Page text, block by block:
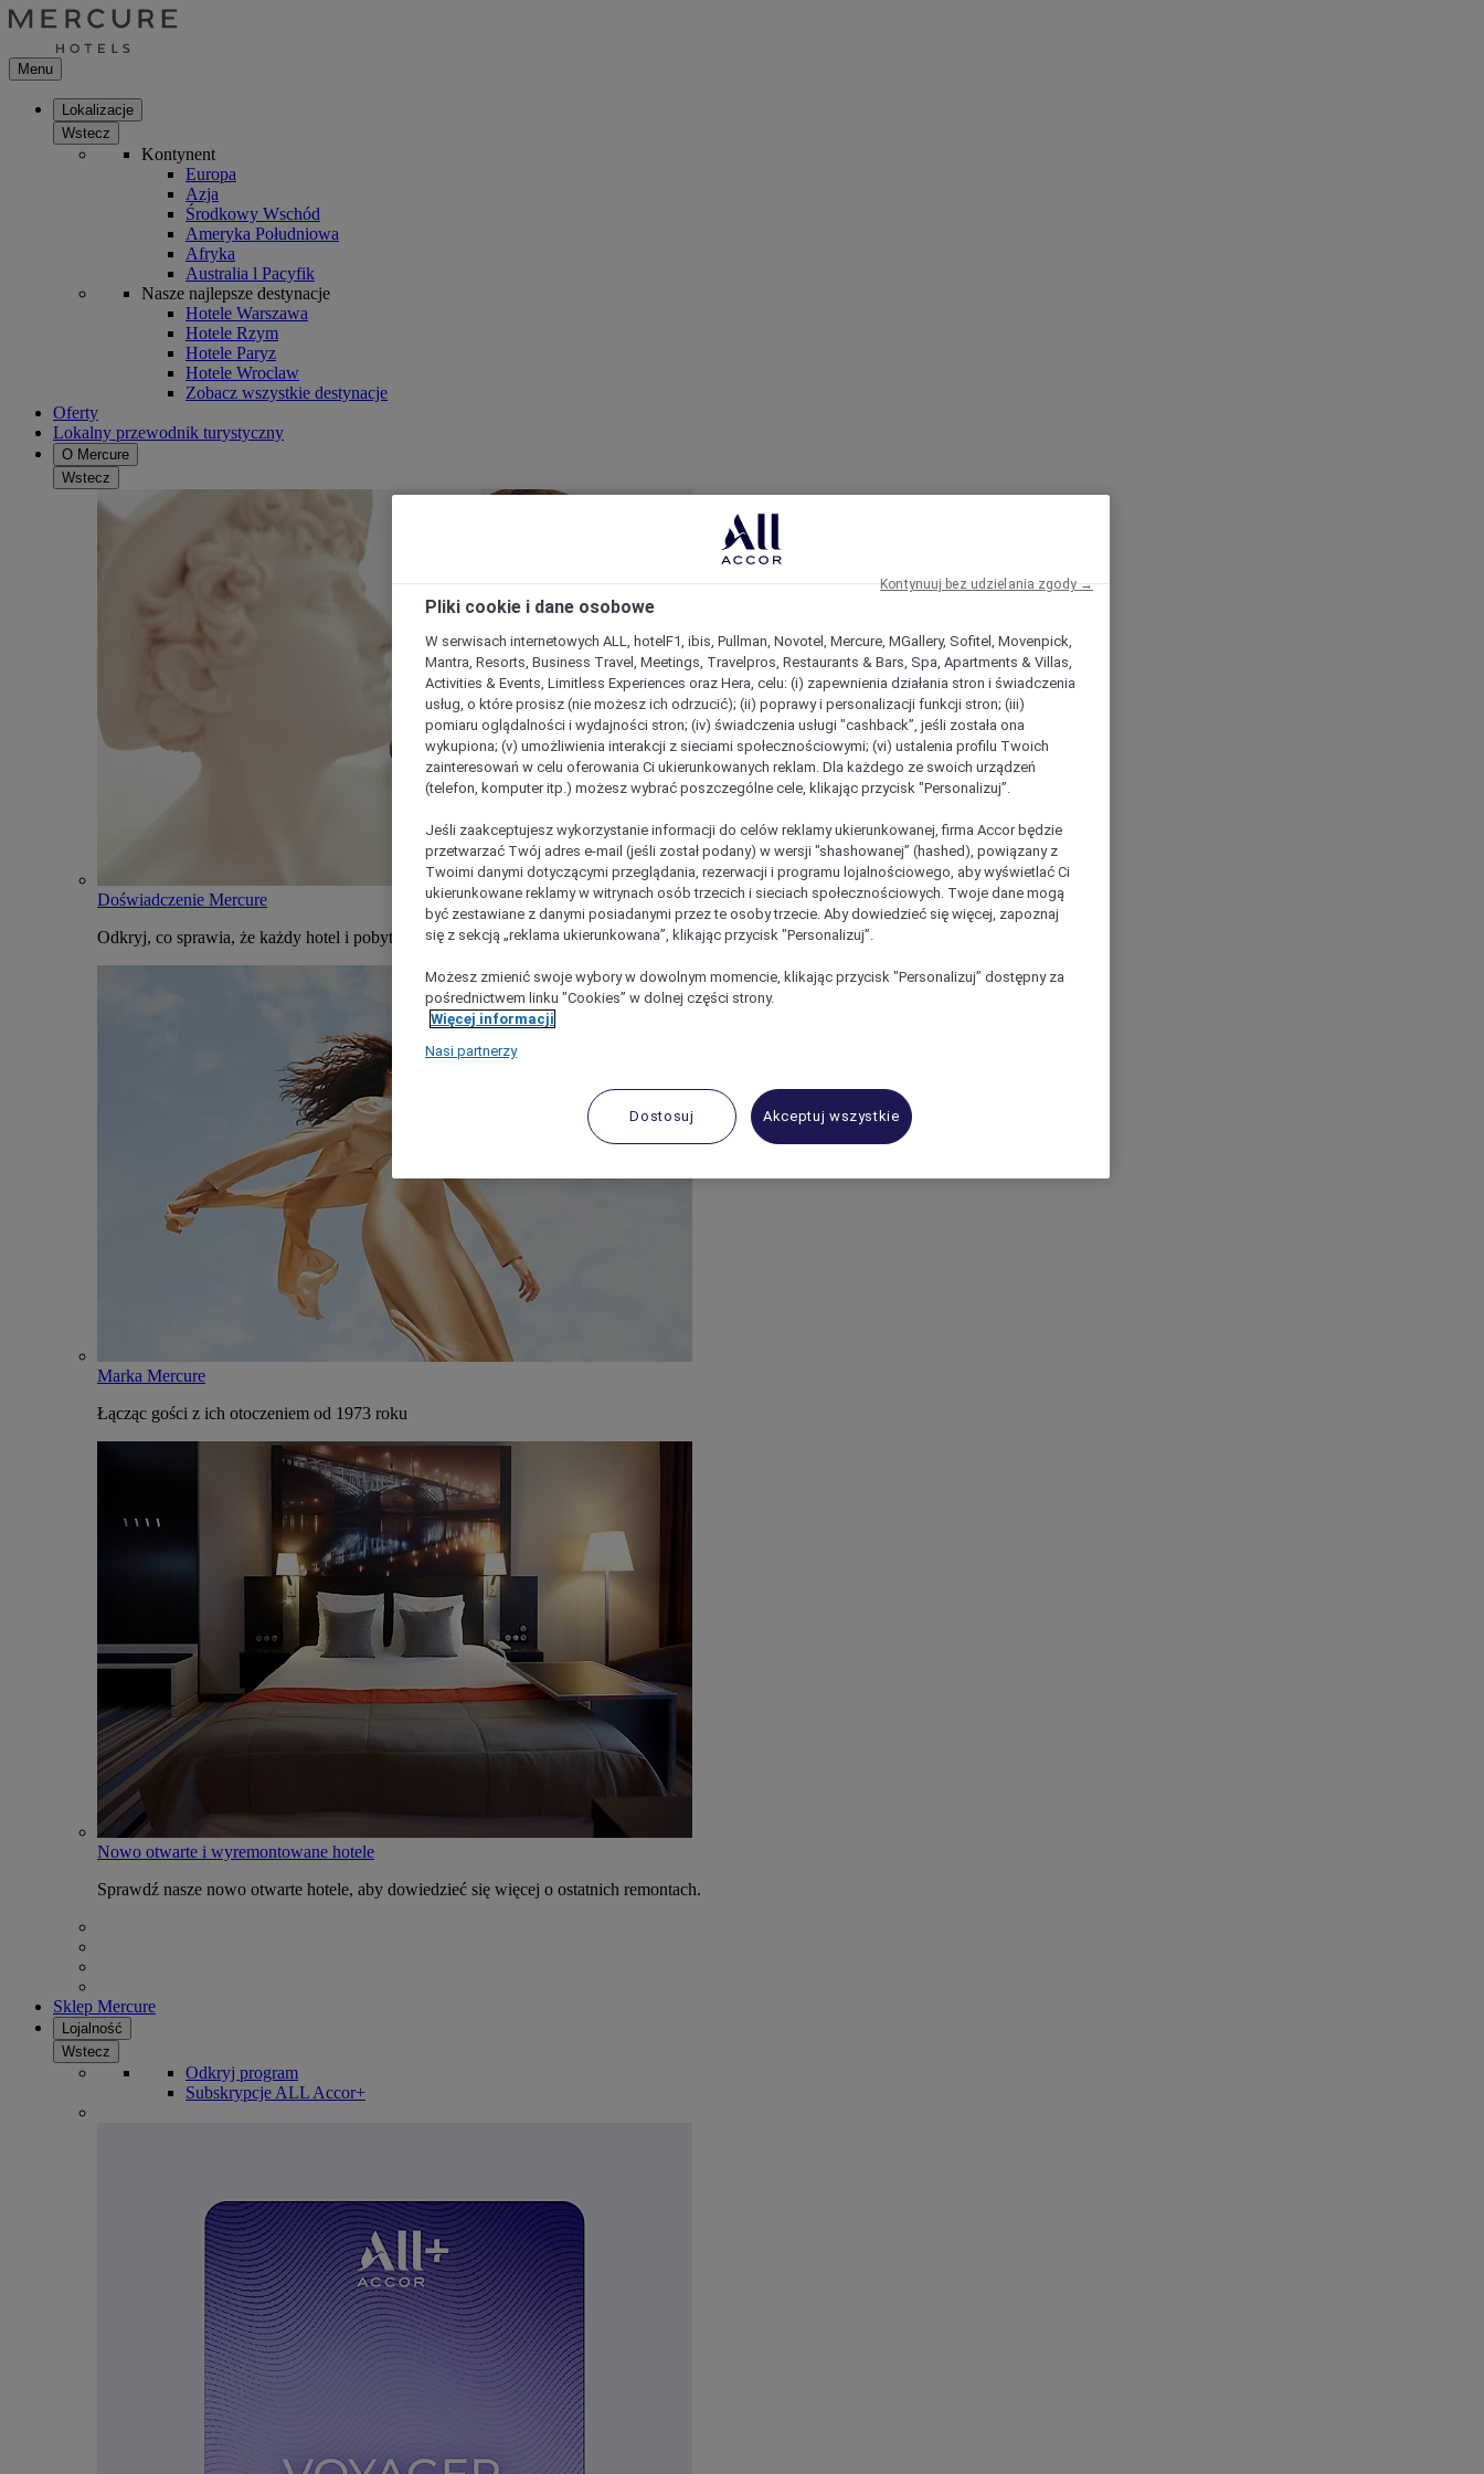
Menu
Lokalizacje
Wstecz
Kontynent
Europa
Azja
Środkowy Wschód
Ameryka Południowa
Afryka
Australia l Pacyfik
Nasze najlepsze destynacje
Hotele Warszawa
Hotele Rzym
Hotele Paryz
Hotele Wroclaw
Zobacz wszystkie destynacje
Oferty
Lokalny przewodnik turystyczny
O Mercure
Wstecz
Doświadczenie Mercure
Odkryj, co sprawia, że każdy hotel i pobyt w Mercure jest wyjątkowy
Marka Mercure
Łącząc gości z ich otoczeniem od 1973 roku
Nowo otwarte i wyremontowane hotele
Sprawdź nasze nowo otwarte hotele, aby dowiedzieć się więcej o ostatnich remontach.
Sklep Mercure
Lojalność
Wstecz
Odkryj program
Subskrypcje ALL Accor+
Pliki cookie i dane osobowe
W serwisach internetowych ALL, hotelF1, ibis, Pullman, Novotel, Mercure, MGallery, Sofitel, Movenpick,
Mantra, Resorts, Business Travel, Meetings, Travelpros, Restaurants & Bars, Spa, Apartments & Villas,
Activities & Events, Limitless Experiences oraz Hera, celu: (i) zapewnienia działania stron i świadczenia
usług, o które prosisz (nie możesz ich odrzucić); (ii) poprawy i personalizacji funkcji stron; (iii)
pomiaru oglądalności i wydajności stron; (iv) świadczenia usługi "cashback”, jeśli została ona
wykupiona; (v) umożliwienia interakcji z sieciami społecznościowymi; (vi) ustalenia profilu Twoich
zainteresowań w celu oferowania Ci ukierunkowanych reklam. Dla każdego ze swoich urządzeń
(telefon, komputer itp.) możesz wybrać poszczególne cele, klikając przycisk "Personalizuj”.
Jeśli zaakceptujesz wykorzystanie informacji do celów reklamy ukierunkowanej, firma Accor będzie
przetwarzać Twój adres e-mail (jeśli został podany) w wersji "shashowanej” (hashed), powiązany z
Twoimi danymi dotyczącymi przeglądania, rezerwacji i programu lojalnościowego, aby wyświetlać Ci
ukierunkowane reklamy w witrynach osób trzecich i sieciach społecznościowych. Twoje dane mogą
być zestawiane z danymi posiadanymi przez te osoby trzecie. Aby dowiedzieć się więcej, zapoznaj
się z sekcją „reklama ukierunkowana”, klikając przycisk "Personalizuj”.
Możesz zmienić swoje wybory w dowolnym momencie, klikając przycisk "Personalizuj” dostępny za
pośrednictwem linku "Cookies” w dolnej części strony.
Więcej informacji
Nasi partnerzy
Dostosuj Akceptuj wszystkie
Kontynuuj bez udzielania zgody →